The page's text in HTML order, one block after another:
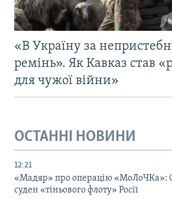
«В Україну за
ремінь». Як Кавказ став
для чужої війни»
ОСТАННІ НОВИНИ
12:21
«Мадяр» про операцію «МоЛоЧКа»:
суден «тіньового флоту» Росії